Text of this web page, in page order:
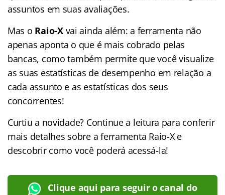
assuntos em suas avaliações.
Mas o Raio-X vai ainda além: a ferramenta não
apenas aponta o que é mais cobrado pelas
bancas, como também permite que você visualize
as suas estatísticas de desempenho em relação a
cada assunto e as estatísticas dos seus
concorrentes!
Curtiu a novidade? Continue a leitura para conferir
mais detalhes sobre a ferramenta Raio-X e
descobrir como você poderá acessá-la!
Clique aqui para seguir o canal do